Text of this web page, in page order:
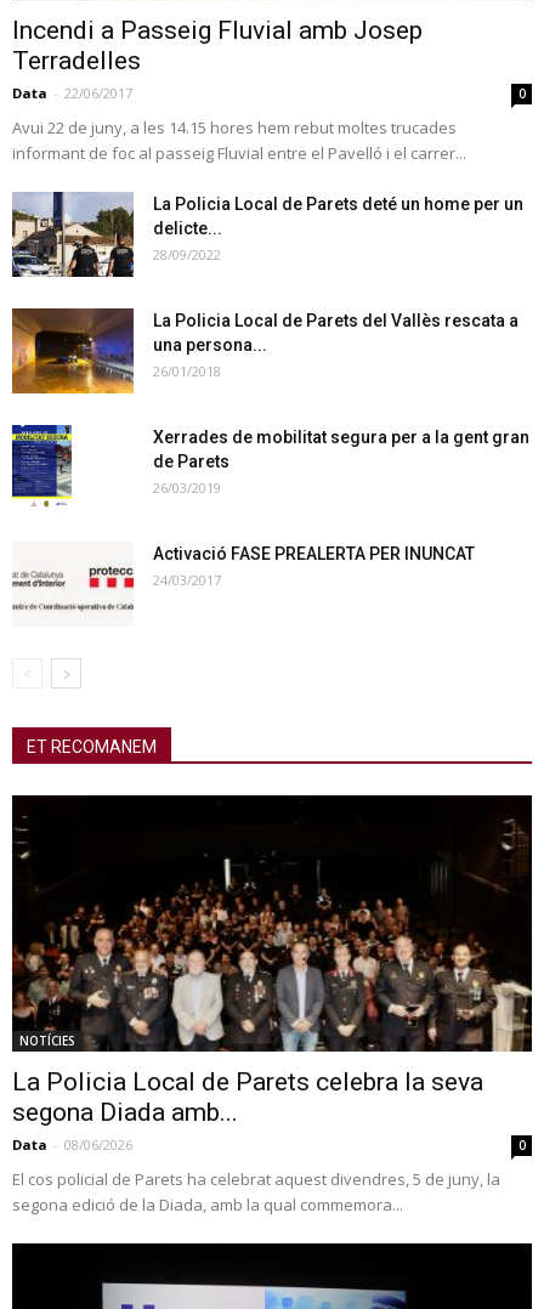
Incendi a Passeig Fluvial amb Josep
Terradelles
Data - 22/06/2017 0
Avui 22 de juny, a les 14.15 hores hem rebut moltes trucades
informant de foc al passeig Fluvial entre el Pavelló i el carrer...
La Policia Local de Parets deté un home per un
delicte...
28/09/2022
La Policia Local de Parets del Vallès rescata a
una persona...
26/01/2018
Xerrades de mobilitat segura per a la gent gran
de Parets
26/03/2019
Activació FASE PREALERTA PER INUNCAT
24/03/2017
ET RECOMANEM
NOTÍCIES
La Policia Local de Parets celebra la seva
segona Diada amb...
Data - 08/06/2026 0
El cos policial de Parets ha celebrat aquest divendres, 5 de juny, la
segona edició de la Diada, amb la qual commemora...